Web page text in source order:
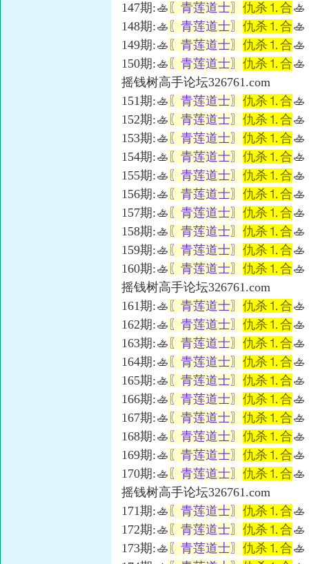
147期:🚣 〖青莲道士〗 仇杀⒈合🚣
148期:🚣 〖青莲道士〗 仇杀⒈合🚣
149期:🚣 〖青莲道士〗 仇杀⒈合🚣
150期:🚣 〖青莲道士〗 仇杀⒈合🚣
摇钱树高手论坛326761.com
151期:🚣 〖青莲道士〗 仇杀⒈合🚣
152期:🚣 〖青莲道士〗 仇杀⒈合🚣
153期:🚣 〖青莲道士〗 仇杀⒈合🚣
154期:🚣 〖青莲道士〗 仇杀⒈合🚣
155期:🚣 〖青莲道士〗 仇杀⒈合🚣
156期:🚣 〖青莲道士〗 仇杀⒈合🚣
157期:🚣 〖青莲道士〗 仇杀⒈合🚣
158期:🚣 〖青莲道士〗 仇杀⒈合🚣
159期:🚣 〖青莲道士〗 仇杀⒈合🚣
160期:🚣 〖青莲道士〗 仇杀⒈合🚣
摇钱树高手论坛326761.com
161期:🚣 〖青莲道士〗 仇杀⒈合🚣
162期:🚣 〖青莲道士〗 仇杀⒈合🚣
163期:🚣 〖青莲道士〗 仇杀⒈合🚣
164期:🚣 〖青莲道士〗 仇杀⒈合🚣
165期:🚣 〖青莲道士〗 仇杀⒈合🚣
166期:🚣 〖青莲道士〗 仇杀⒈合🚣
167期:🚣 〖青莲道士〗 仇杀⒈合🚣
168期:🚣 〖青莲道士〗 仇杀⒈合🚣
169期:🚣 〖青莲道士〗 仇杀⒈合🚣
170期:🚣 〖青莲道士〗 仇杀⒈合🚣
摇钱树高手论坛326761.com
171期:🚣 〖青莲道士〗 仇杀⒈合🚣
172期:🚣 〖青莲道士〗 仇杀⒈合🚣
173期:🚣 〖青莲道士〗 仇杀⒈合🚣